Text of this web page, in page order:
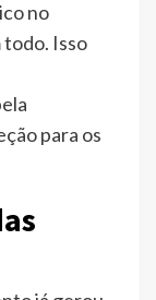
no
todo. Isso
para os